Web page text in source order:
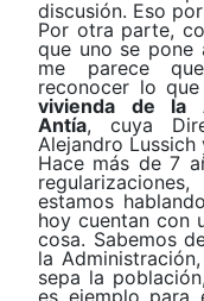
discusión. Eso
Por otra parte,
que uno se pone
me parece
reconocer lo
vivienda de la
Antía, cuya
Alejandro Lussich
Hace más de 7
estamos
hoy cuentan con
cosa. Sabemos
la
sepa la
es ejemplo